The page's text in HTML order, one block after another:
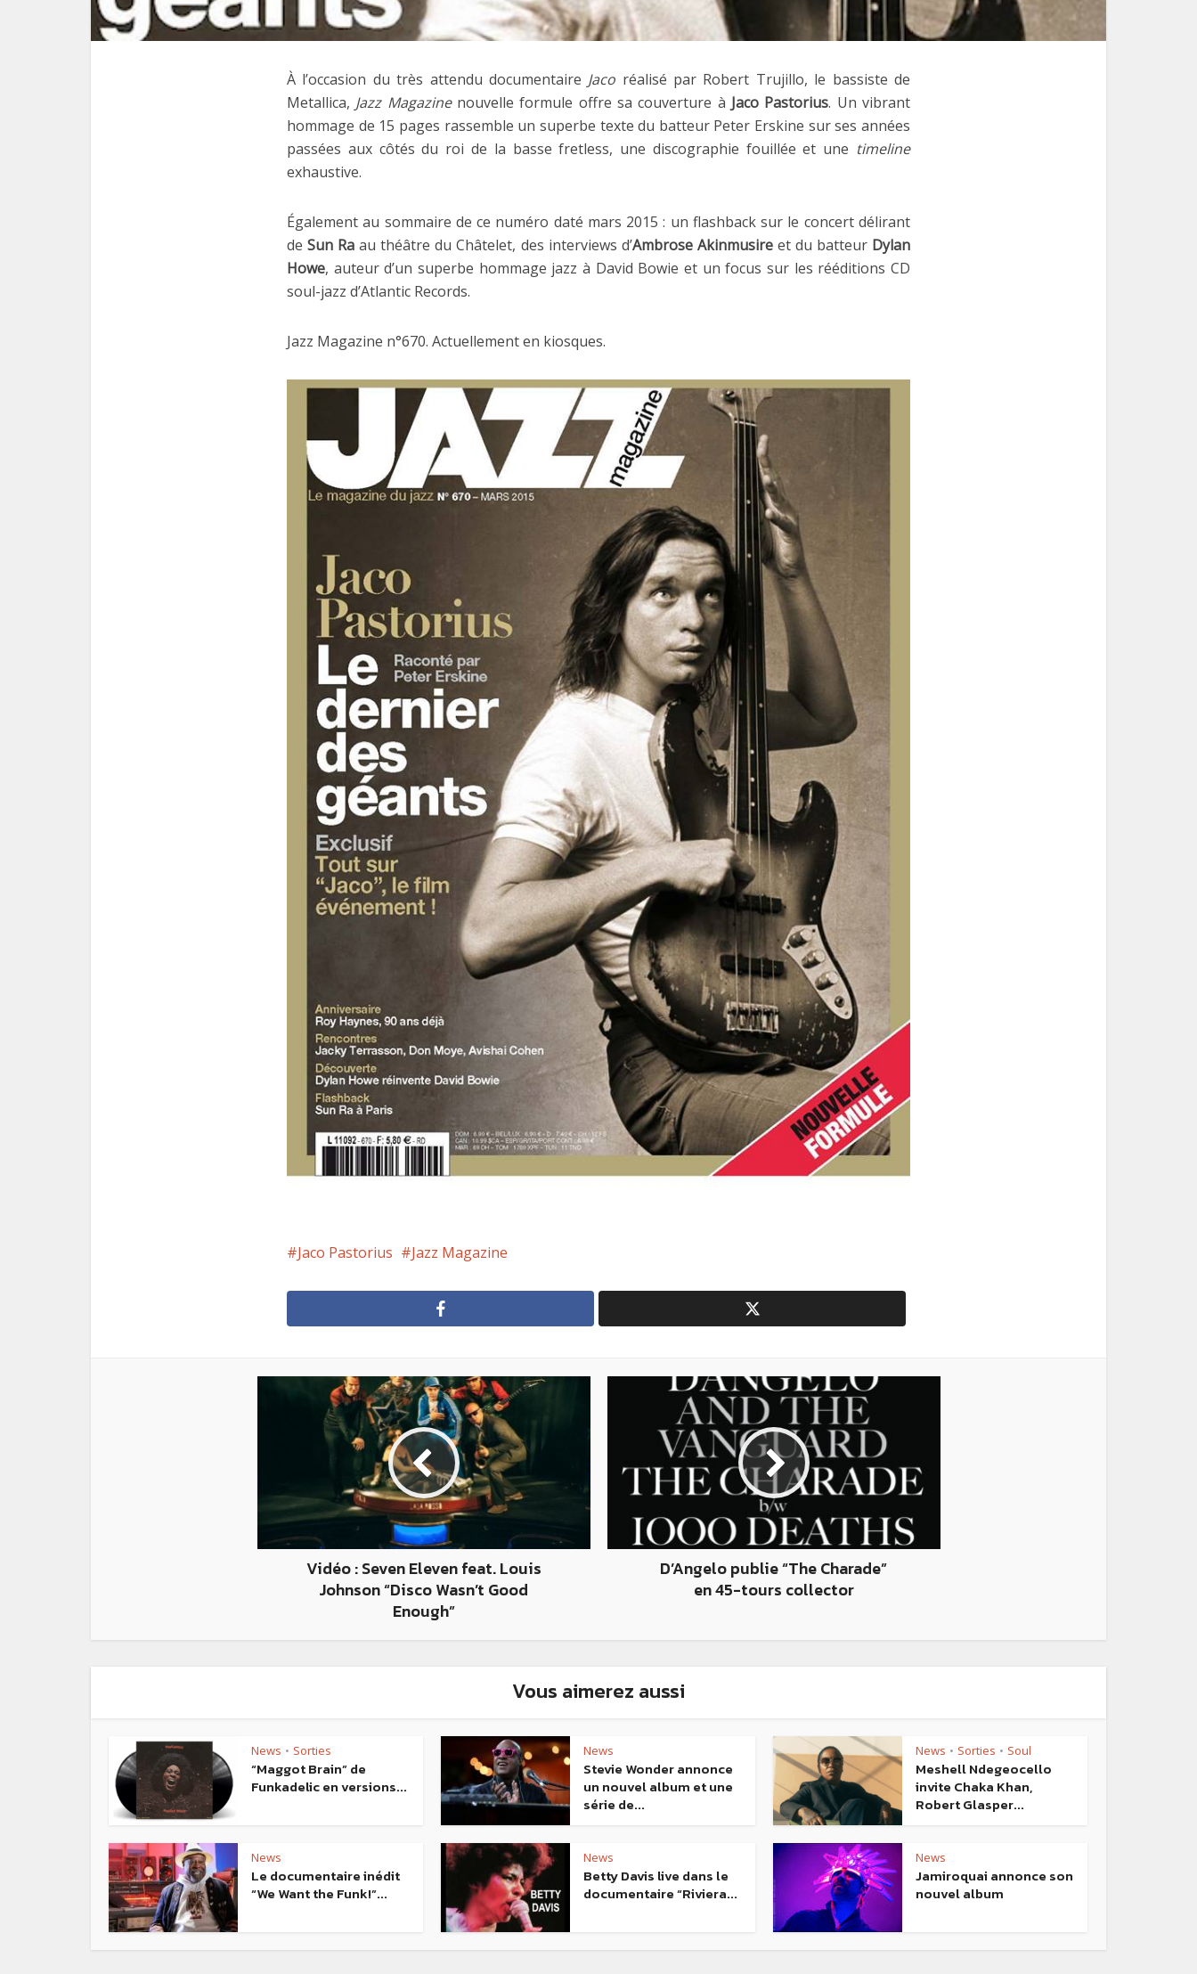
À l’occasion du très attendu documentaire Jaco réalisé par Robert Trujillo, le bassiste de
Metallica, Jazz Magazine nouvelle formule offre sa couverture à Jaco Pastorius. Un vibrant
hommage de 15 pages rassemble un superbe texte du batteur Peter Erskine sur ses années
passées aux côtés du roi de la basse fretless, une discographie fouillée et une timeline
exhaustive.
Également au sommaire de ce numéro daté mars 2015 : un flashback sur le concert délirant
deSun Ra au théâtre du Châtelet, des interviews d’Ambrose Akinmusireet du batteur Dylan
Howe, auteur d’un superbe hommage jazz à David Bowie et un focus sur les rééditions CD
soul-jazz d’Atlantic Records.
Jazz Magazine n°670. Actuellement en kiosques.
Jaco Pastorius Jazz Magazine
Vidéo : Seven Eleven feat. Louis
Johnson “Disco Wasn’t Good
Enough”
D’Angelo publie “The Charade”
en 45-tours collector
Vous aimerez aussi
News • Sorties
“Maggot Brain” de
Funkadelic en versions...
News
Stevie Wonder annonce
un nouvel album et une
série de...
News • Sorties • Soul
Meshell Ndegeocello
invite Chaka Khan,
Robert Glasper...
News
Le documentaire inédit
“We Want the Funk!”...
News
Betty Davis live dans le
documentaire “Riviera...
News
Jamiroquai annonce son
nouvel album